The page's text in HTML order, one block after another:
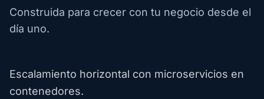
Construida para crecer con tu negocio desde el
día uno.
Escalamiento horizontal con microservicios en
contenedores.